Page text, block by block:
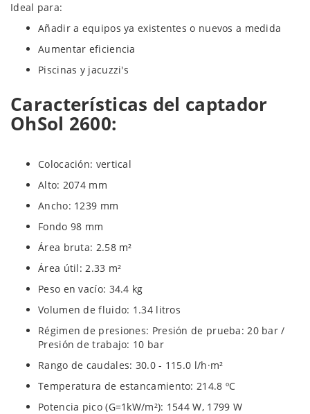
Ideal para:
Añadir a equipos ya existentes o nuevos a medida
Aumentar eficiencia
Piscinas y jacuzzi's
Características del captador
OhSol 2600:
Colocación: vertical
Alto: 2074 mm
Ancho: 1239 mm
Fondo 98 mm
Área bruta: 2.58 m²
Área útil: 2.33 m²
Peso en vacío: 34.4 kg
Volumen de fluido: 1.34 litros
Régimen de presiones: Presión de prueba: 20 bar /
Presión de trabajo: 10 bar
Rango de caudales: 30.0 - 115.0 l/h·m²
Temperatura de estancamiento: 214.8 ºC
Potencia pico (G=1kW/m²): 1544 W, 1799 W